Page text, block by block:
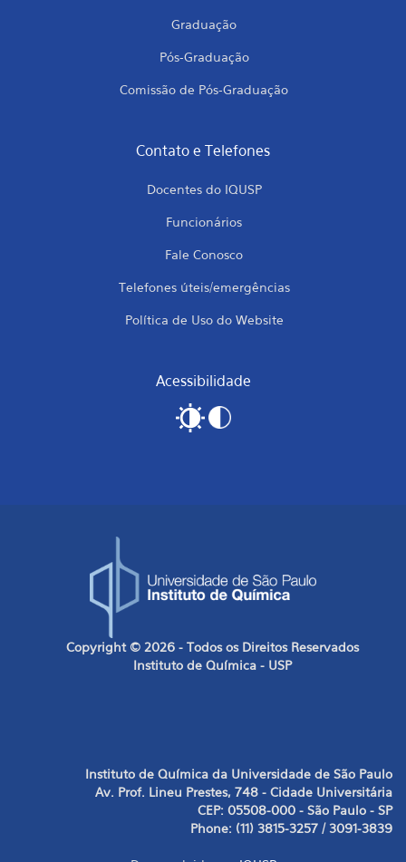
Graduação
Pós-Graduação
Comissão de Pós-Graduação
Contato e Telefones
Docentes do IQUSP
Funcionários
Fale Conosco
Telefones úteis/emergências
Política de Uso do Website
Acessibilidade
Copyright © 2026 - Todos os Direitos Reservados
Instituto de Química - USP
Instituto de Química da Universidade de São Paulo
Av. Prof. Lineu Prestes, 748 - Cidade Universitária
CEP: 05508-000 - São Paulo - SP
Phone: (11) 3815-3257 / 3091-3839